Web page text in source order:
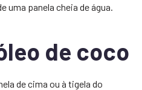
uma panela cheia de água.
de coco
de cima ou à tigela do